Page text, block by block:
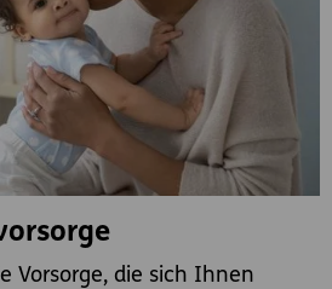
Vorsorge, die sich Ihnen